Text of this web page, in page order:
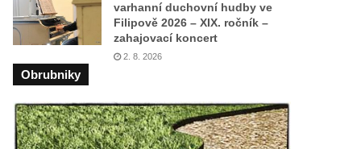
varhanní duchovní hudby ve
Filipově 2026 – XIX. ročník –
zahajovací koncert
2. 8. 2026
Obrubniky